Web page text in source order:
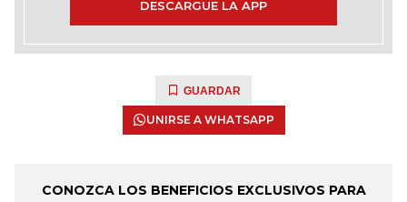
DESCARGUE LA APP
GUARDAR
UNIRSE A WHATSAPP
CONOZCA LOS BENEFICIOS EXCLUSIVOS PARA